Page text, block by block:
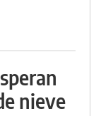
nieve